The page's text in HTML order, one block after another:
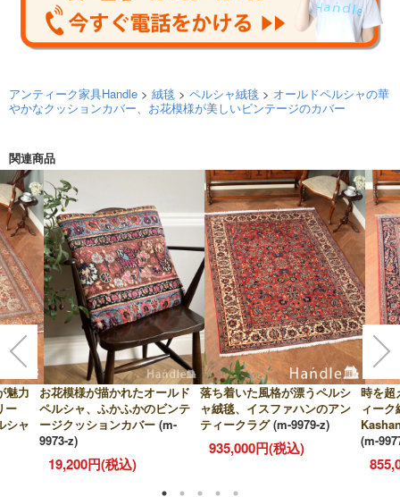
アンティーク家具Handle > 絨毯 > ペルシャ絨毯 > オールドペルシャの華
やかなクッションカバー、お花模様が美しいビンテージのカバー
関連商品
魅力
ー
シャ
お花模様が描かれたオールド
ペルシャ、ふかふかのビンテ
ージクッションカバー (m-
9973-z)
19,200円(税込)
落ち着いた風格が漂うペルシ
ャ絨毯、イスファハンのアン
ティークラグ (m-9979-z)
935,000円(税込)
時を超
ィー
(m-